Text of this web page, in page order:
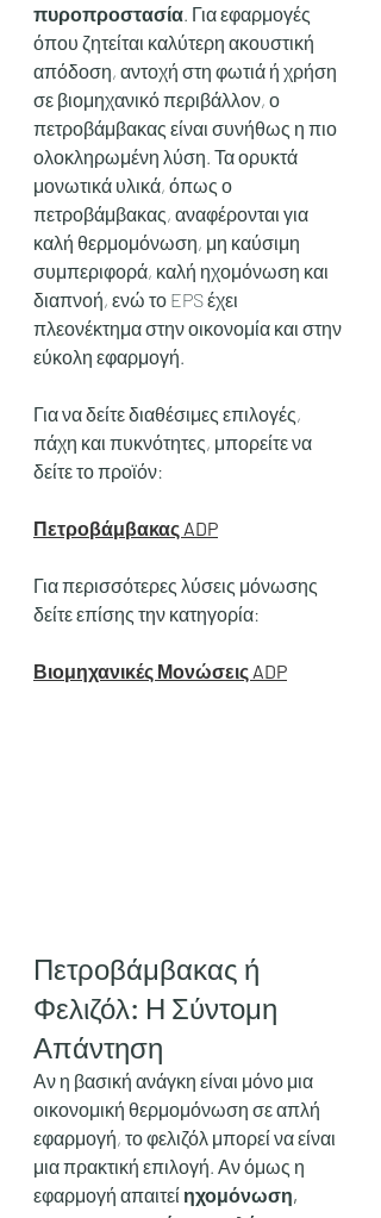
πυροπροστασία. Για εφαρμογές
όπου ζητείται καλύτερη ακουστική
απόδοση, αντοχή στη φωτιά ή χρήση
σε βιομηχανικό περιβάλλον, ο
πετροβάμβακας είναι συνήθως η πιο
ολοκληρωμένη λύση. Τα ορυκτά
μονωτικά υλικά, όπως ο
πετροβάμβακας, αναφέρονται για
καλή θερμομόνωση, μη καύσιμη
συμπεριφορά, καλή ηχομόνωση και
διαπνοή, ενώ το EPS έχει
πλεονέκτημα στην οικονομία και στην
εύκολη εφαρμογή.
Για να δείτε διαθέσιμες επιλογές,
πάχη και πυκνότητες, μπορείτε να
δείτε το προϊόν:
Πετροβάμβακας ADP
Για περισσότερες λύσεις μόνωσης
δείτε επίσης την κατηγορία:
Βιομηχανικές Μονώσεις ADP
Πετροβάμβακας ή
Φελιζόλ: Η Σύντομη
Απάντηση
Αν η βασική ανάγκη είναι μόνο μια
οικονομική θερμομόνωση σε απλή
εφαρμογή, το φελιζόλ μπορεί να είναι
μια πρακτική επιλογή. Αν όμως η
εφαρμογή απαιτεί ηχομόνωση,